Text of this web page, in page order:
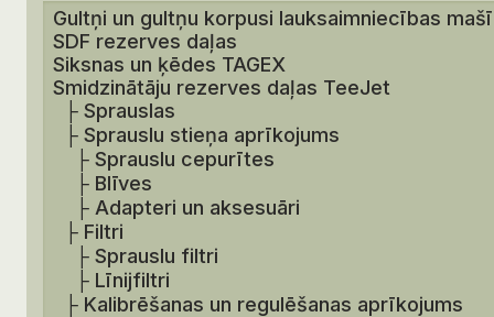
Gultņi un gultņu korpusi lauksaimniecības
SDF rezerves daļas
Siksnas un ķēdes TAGEX
Smidzinātāju rezerves daļas TeeJet
├Sprauslas
├Sprauslu stieņa aprīkojums
├Sprauslu cepurītes
├ Blīves
├ Adapteri un aksesuāri
├ Filtri
├Sprauslu filtri
├ Līnijfiltri
├ Kalibrēšanas un regulēšanas aprīkojums